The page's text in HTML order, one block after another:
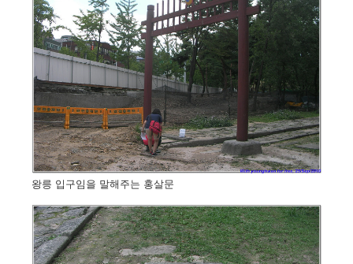
왕릉 입구임을 말해주는 홍살문